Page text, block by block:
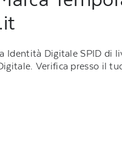
Identità Digitale SPID di
Verifica presso il